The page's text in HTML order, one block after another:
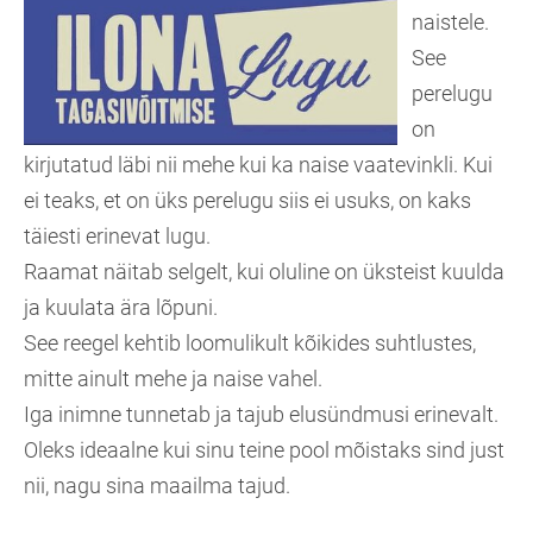
naistele.
See
perelugu
on
kirjutatud läbi nii mehe kui ka naise vaatevinkli. Kui
ei teaks, et on üks perelugu siis ei usuks, on kaks
täiesti erinevat lugu.
Raamat näitab selgelt, kui oluline on üksteist kuulda
ja kuulata ära lõpuni.
See reegel kehtib loomulikult kõikides suhtlustes,
mitte ainult mehe ja naise vahel.
Iga inimne tunnetab ja tajub elusündmusi erinevalt.
Oleks ideaalne kui sinu teine pool mõistaks sind just
nii, nagu sina maailma tajud.